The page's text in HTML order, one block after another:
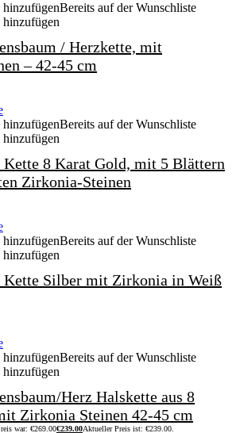
hinzufügenBereits auf der Wunschliste
hinzufügen
/ Herzkette, mit
– 42-45 cm
hinzufügenBereits auf der Wunschliste
hinzufügen
Kette 8 Karat Gold, mit 5 Blättern
Zirkonia-Steinen
hinzufügenBereits auf der Wunschliste
hinzufügen
Kette Silber mit Zirkonia in Weiß
hinzufügenBereits auf der Wunschliste
hinzufügen
Herz Halskette aus 8
Zirkonia Steinen 42-45 cm
war: €269.00€239.00Aktueller Preis ist: €239.00.